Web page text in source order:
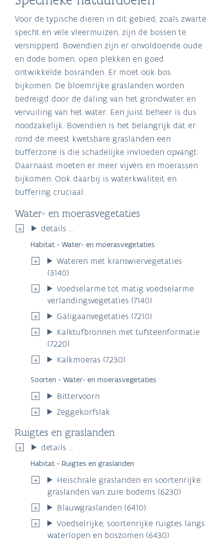
Voor de typische dieren in dit gebied, zoals zwarte
specht en vele vleermuizen, zijn de bossen te
versnipperd. Bovendien zijn er onvoldoende oude
en dode bomen, open plekken en goed
ontwikkelde bosranden. Er moet ook bos
bijkomen. De bloemrijke graslanden worden
bedreigd door de daling van het grondwater en
vervuiling van het water. Een juist beheer is dus
noodzakelijk. Bovendien is het belangrijk dat er
rond de meest kwetsbare graslanden een
bufferzone is die schadelijke invloeden opvangt.
Daarnaast moeten er meer vijvers en moerassen
bijkomen. Ook daarbij is waterkwaliteit en
buffering cruciaal.
Water- en moerasvegetaties
details ...
Habitat - Water- en moerasvegetaties
Wateren met kranswiervegetaties
(3140)
Voedselarme tot matig voedselarme
verlandingsvegetaties (7140)
Galigaanvegetaties (7210)
Kalktufbronnen met tufsteenformatie
(7220)
Kalkmoeras (7230)
Soorten - Water- en moerasvegetaties
Bittervoorn
Zeggekorfslak
Ruigtes en graslanden
details ...
Habitat - Ruigtes en graslanden
Heischrale graslanden en soortenrijke
graslanden van zure bodems (6230)
Blauwgraslanden (6410)
Voedselrijke, soortenrijke ruigtes langs
waterlopen en boszomen (6430)